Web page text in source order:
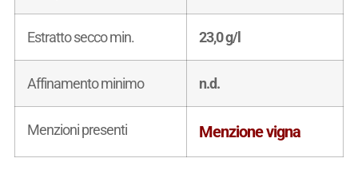
Estratto secco min. 23,0 g/l
Affinamento minimo n.d.
Menzioni presenti Menzione vigna